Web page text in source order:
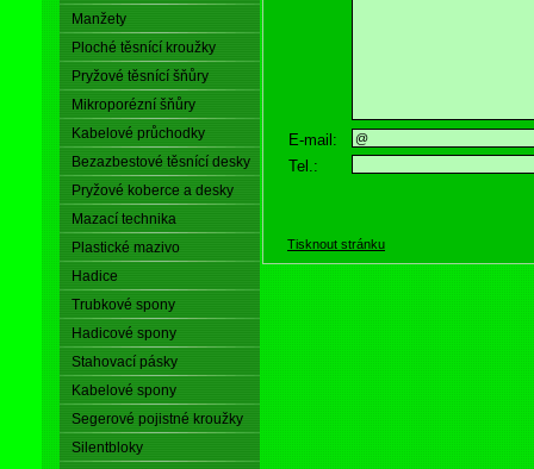
Manžety
Ploché těsnící kroužky
Pryžové těsnící šňůry
Mikroporézní šňůry
Kabelové průchodky
Bezazbestové těsnící desky
Pryžové koberce a desky
Mazací technika
Plastické mazivo
Hadice
Trubkové spony
Hadicové spony
Stahovací pásky
Kabelové spony
Segerové pojistné kroužky
Silentbloky
E-mail:
Tel.:
Tisknout stránku